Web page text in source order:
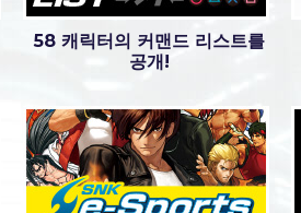
58 캐릭터의 커맨드 리스트를
공개!